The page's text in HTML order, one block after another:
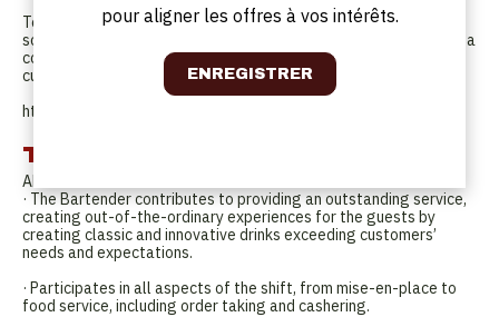
Tout dépend de l’expérience de la marque, de son histoire et de
son emplacement ; Il se concentre sur l'hôtel, sa conception et sa
conservation artistique, ses expériences et sa programmation
culturelle.
http://cardohotels.com/
Tâches
About the Job
· The Bartender contributes to providing an outstanding service,
creating out-of-the-ordinary experiences for the guests by
creating classic and innovative drinks exceeding customers’
needs and expectations.
· Participates in all aspects of the shift, from mise-en-place to
food service, including order taking and cashering.
pour aligner les offres à vos intérêts.